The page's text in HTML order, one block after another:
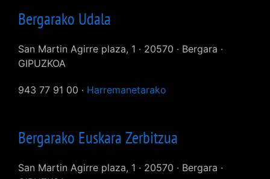
Bergarako Udala
San Martin Agirre plaza, 1 · 20570 · Bergara ·
GIPUZKOA
943 77 91 00 · Harremanetarako
Bergarako Euskara Zerbitzua
San Martin Agirre plaza, 1 · 20570 · Bergara ·